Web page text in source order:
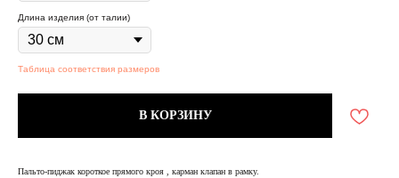
Длина изделия (от талии)
Таблица соответствия размеров
В КОРЗИНУ
Пальто-пиджак короткое прямого кроя , карман клапан в рамку.